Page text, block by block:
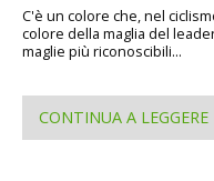
C'è un colore che, nel
colore della maglia del
maglie più riconoscibili...
CONTINUA A LEGGERE